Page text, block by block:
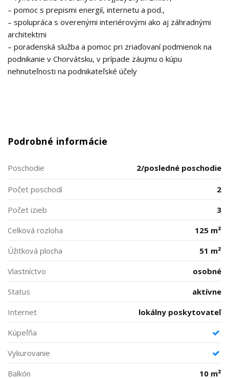
– pomoc s prepismi energií, internetu a pod.,
– spolupráca s overenými interiérovými ako aj záhradnými
architektmi
– poradenská služba a pomoc pri zriaďovaní podmienok na
podnikanie v Chorvátsku, v prípade záujmu o kúpu
nehnuteľnosti na podnikateľské účely
Podrobné informácie
Poschodie 2/posledné poschodie
Počet poschodí
2
Počet izieb
3
Celková rozloha
125 m²
Úžitková plocha
51 m²
Vlastníctvo
osobné
Status
aktívne
Internet
lokálny poskytovateľ
Kúpeľňa
Vykurovanie
Balkón
10 m²